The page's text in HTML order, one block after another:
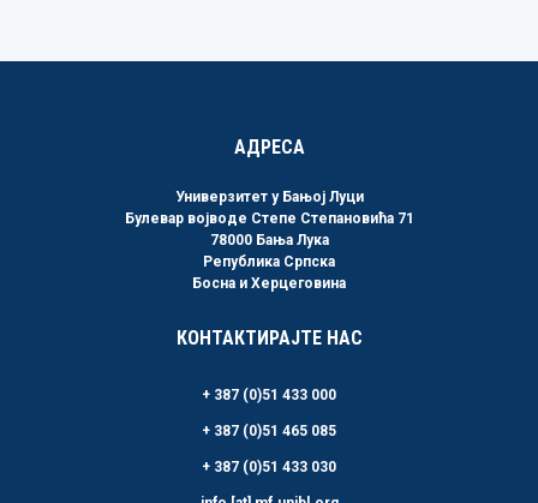
АДРЕСА
Универзитет у Бањој Луци
Булевар војводе Степе Степановића 71
78000 Бања Лука
Република Српска
Босна и Херцеговина
КОНТАКТИРАЈТЕ НАС
+ 387 (0)51 433 000
+ 387 (0)51 465 085
+ 387 (0)51 433 030